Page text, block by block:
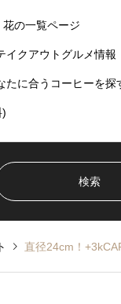
の一覧ページ
イクアウトグルメ情報
たに合うコーヒーを探
)
直径24cm！+3kCAFEのクラシックパンケーキがふかふかで幸